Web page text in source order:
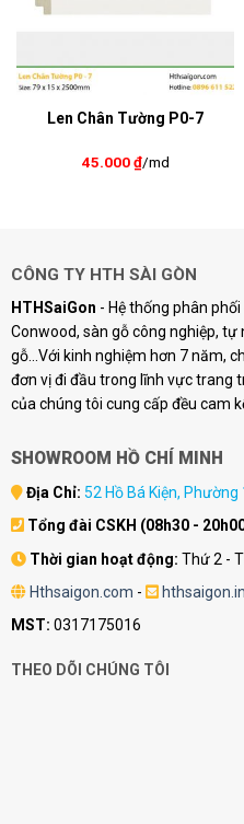
Len Chân Tường P0-7
45.000₫/md
CÔNG TY HTH SÀI GÒN
HTHSaiGon - Hệ thống phân
Conwood, sàn gỗ công nghiệp,
gỗ...Với kinh nghiệm hơn 7 năm,
đơn vị đi đầu trong lĩnh vực trang
của chúng tôi cung cấp đều cam
SHOWROOM HỒ CHÍ MINH
Địa Chỉ: 52 Hồ Bá Kiện, Phường
Tổng đài CSKH (08h30 -
Thời gian hoạt động: Thứ 2 -
Hthsaigon.com -
MST: 0317175016
THEO DÕI CHÚNG TÔI